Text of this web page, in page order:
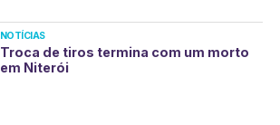
NOTÍCIAS
Troca de tiros termina com um morto
em Niterói